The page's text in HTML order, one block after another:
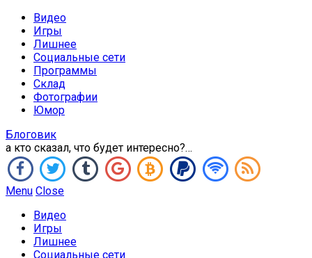
Видео
Игры
Лишнее
Социальные сети
Программы
Склад
Фотографии
Юмор
Блоговик
а кто сказал, что будет интересно?…
Menu Close
Видео
Игры
Лишнее
Социальные сети